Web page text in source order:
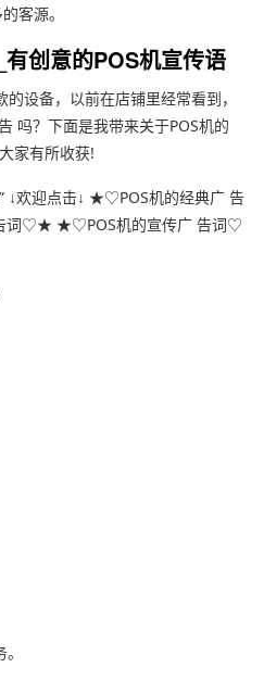
客源。
创意的POS机宣传语
设备，以前在店铺里经常看到，
吗？下面是我带来关于POS机的
家有所收获!
↓欢迎点击↓ ★♡POS机的经典广 告
♡★ ★♡POS机的宣传广 告词♡